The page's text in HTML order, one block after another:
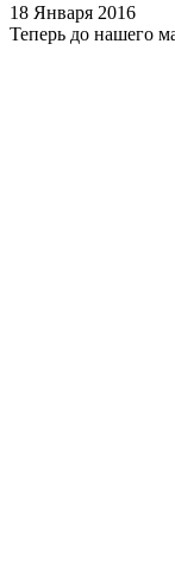
18 Января 2016
Теперь до нашего